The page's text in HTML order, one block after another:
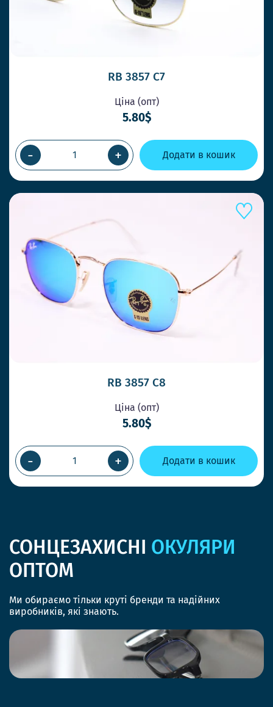
RB 3857 C7
Ціна (опт)
5.80$
- + Додати в кошик
RB 3857 C8
Ціна (опт)
5.80$
- + Додати в кошик
СОНЦЕЗАХИСНІ ОКУЛЯРИ
ОПТОМ
Ми обираємо тільки круті бренди та надійних
виробників, які знають.